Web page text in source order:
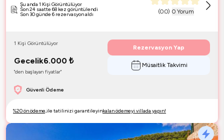
(0.0) 0 Yorum
Şu anda 1 Kişi Görüntülüyor
Son 24 saatte 68 kez görüntülendi
Son 30 günde 6 rezervasyon aldı
Güvenli Ödeme
Gecelik6.000 ₺
"den başlayan fiyatlar"
1 Kişi Görüntülüyor
Rezervasyon Yap
Müsaitlik Takvimi
%20 ön ödeme,ile tatilinizi garantileyinkalan ödemeyi villada yapın!